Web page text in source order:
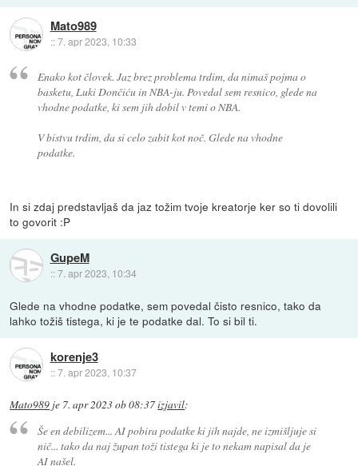
Mato989
::7. apr 2023, 10:33
Enako kot človek. Jaz brez problema trdim, da nimaš pojma o
basketu, Luki Dončiću in NBA-ju. Povedal sem resnico, glede na
vhodne podatke, ki sem jih dobil v temi o NBA.
V bistvu trdim, da si celo zabit kot noč. Glede na vhodne
podatke.
In si zdaj predstavljaš da jaz tožim tvoje kreatorje ker so ti dovolili
to govorit :P
GupeM
::7. apr 2023, 10:34
Glede na vhodne podatke, sem povedal čisto resnico, tako da
lahko tožiš tistega, ki je te podatke dal. To si bil ti.
korenje3
::7. apr 2023, 10:37
Mato989 je 7. apr 2023 ob 08:37izjavil:
Še en debilizem... AI pobira podatke ki jih najde, ne izmišljuje si
nič... tako da naj župan toži tistega ki je to nekam napisal da je
AI našel.